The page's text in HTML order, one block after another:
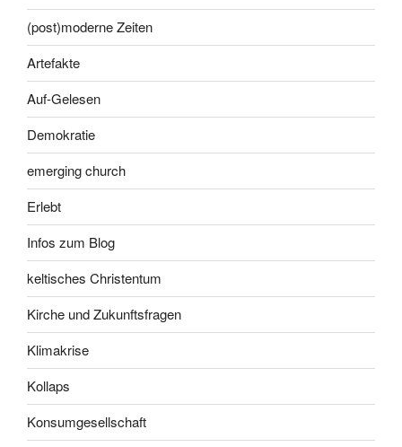
(post)moderne Zeiten
Artefakte
Auf-Gelesen
Demokratie
emerging church
Erlebt
Infos zum Blog
keltisches Christentum
Kirche und Zukunftsfragen
Klimakrise
Kollaps
Konsumgesellschaft